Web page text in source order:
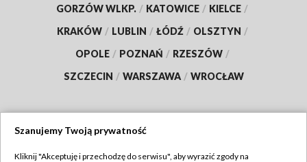
GORZÓW WLKP. / KATOWICE / KIELCE /
KRAKÓW / LUBLIN / ŁÓDŹ / OLSZTYN /
OPOLE / POZNAŃ / RZESZÓW /
SZCZECIN / WARSZAWA / WROCŁAW
Szanujemy Twoją prywatność
Kliknij "Akceptuję i przechodzę do serwisu", aby wyrazić zgody na